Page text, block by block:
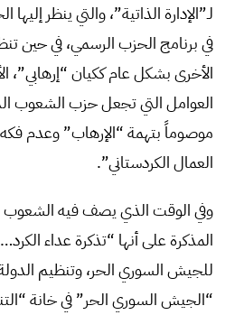
لـ”الإدارة الذاتية”، والتي ينظر
في برنامج الحزب الرسمي، في حين
الأخرى بشكل عام ككيان “إرهابي”،
موصوماً بتهمة “الإرهاب” وعدم فكه
العمال الكردستاني”.
المذكرة على أنها “تذكرة عداء
للجيش السوري الحر، وتنظيم
“الجيش السوري الحر” في خانة